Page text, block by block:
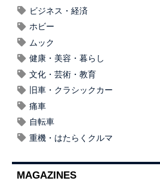
ビジネス・経済
ホビー
ムック
健康・美容・暮らし
文化・芸術・教育
旧車・クラシックカー
痛車
自転車
重機・はたらくクルマ
MAGAZINES